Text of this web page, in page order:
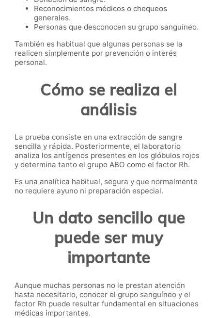
Reconocimientos médicos o chequeos
generales.
Personas que desconocen su grupo sanguíneo.
También es habitual que algunas personas se la
realicen simplemente por prevención o interés
personal.
Cómo se realiza el
análisis
La prueba consiste en una extracción de sangre
sencilla y rápida. Posteriormente, el laboratorio
analiza los antígenos presentes en los glóbulos rojos
y determina tanto el grupo ABO como el factor Rh.
Es una analítica habitual, segura y que normalmente
no requiere ayuno ni preparación especial.
Un dato sencillo que
puede ser muy
importante
Aunque muchas personas no le prestan atención
hasta necesitarlo, conocer el grupo sanguíneo y el
factor Rh puede resultar fundamental en situaciones
médicas importantes.